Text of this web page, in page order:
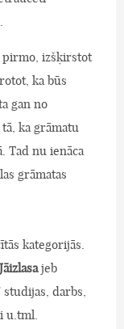
pirmo, izšķirstot
ka būs
gan no
ka grāmatu
Tad nu ienāca
grāmatas
kategorijās.
jeb
darbs,
u.tml.